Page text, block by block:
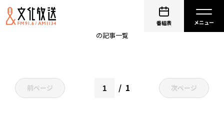
番組表
ラジベース 対戦ゆめくいず
の記事一覧
前ページ 1 次ページ